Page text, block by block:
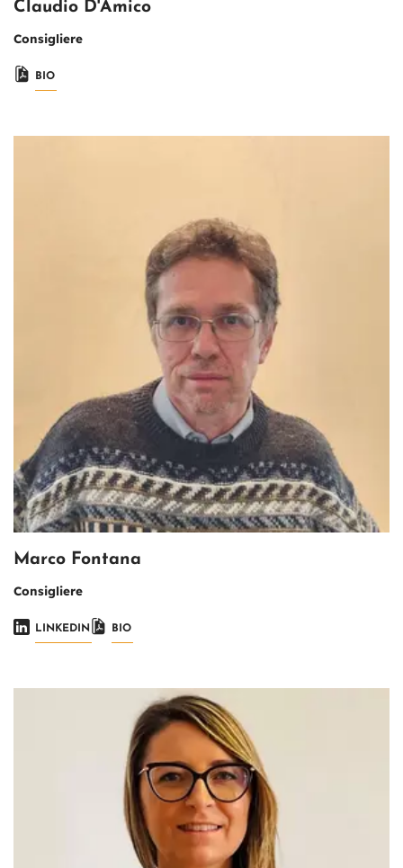
Claudio D'Amico
Consigliere
BIO
Marco Fontana
Consigliere
LINKEDIN BIO